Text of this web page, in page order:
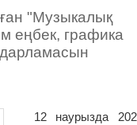
"Музыкалық
еңбек, графика
12 наурызда